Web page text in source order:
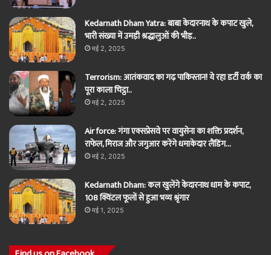
Kedarnath Dham Yatra: बाबा केदारनाथ के कपाट खुले,
भारी संख्या में उमड़ी श्रद्धालुओं की भीड़..
मई 2, 2025
Terrorism: आतंकवाद का गढ़ पाकिस्तान! ये रहा डर्टी वर्क का
पूरा काला चिट्ठा..
मई 2, 2025
Air force: गंगा एक्सप्रेसवे पर वायुसेना का शक्ति प्रदर्शन,
राफेल, मिराज और जगुआर करेंगे धमाकेदार लैंडिंग…
मई 2, 2025
Kedarnath Dham: कल खुलेंगे केदारनाथ धाम के कपाट,
108 क्विंटल फूलों से हुआ भव्य श्रृंगार
मई 1, 2025